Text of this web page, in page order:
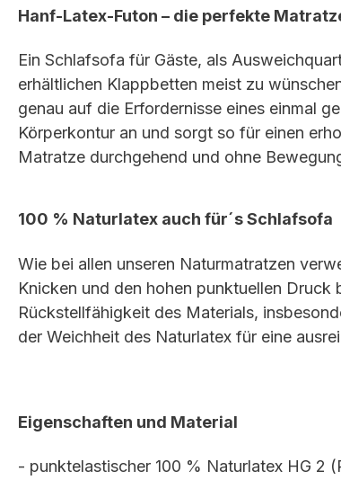
Hanf-Latex-Futon – die perfekte
Ein Schlafsofa für Gäste, als
erhältlichen Klappbetten meist zu
genau auf die Erfordernisse eines einmal
Körperkontur an und sorgt so für einen
Matratze durchgehend und ohne
100 % Naturlatex auch für´s Schlafsofa
Wie bei allen unseren Naturmatratzen
Knicken und den hohen punktuellen
Rückstellfähigkeit des Materials,
der Weichheit des Naturlatex für eine
Eigenschaften und Material
- punktelastischer 100 % Naturlatex HG 2